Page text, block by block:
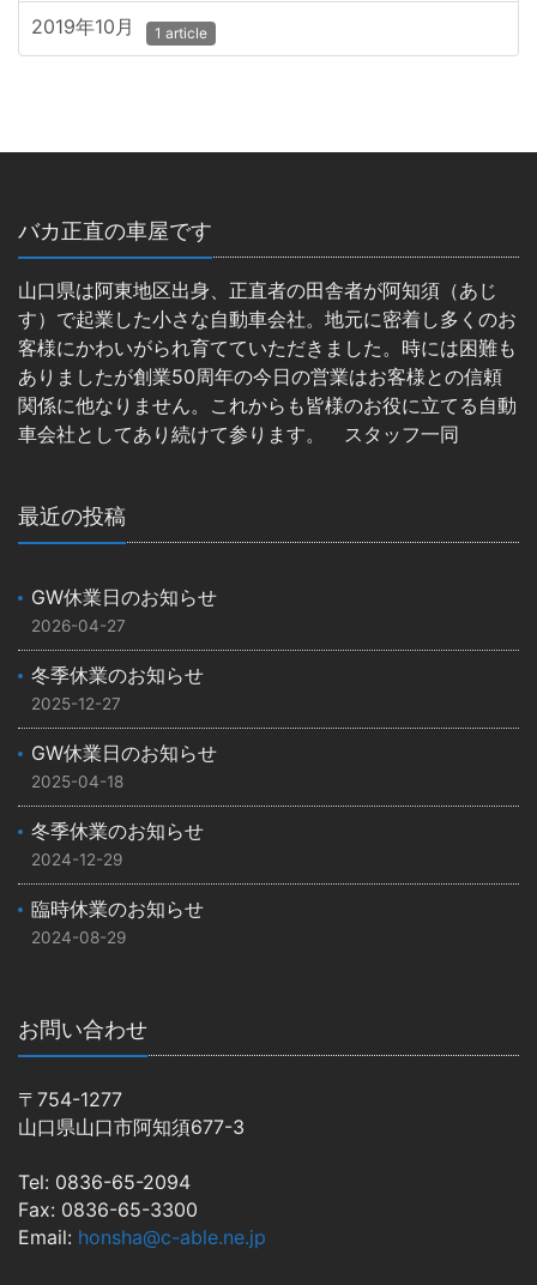
2019年10月 1 article
バカ正直の車屋です
山口県は阿東地区出身、正直者の田舎者が阿知須（あじ
す）で起業した小さな自動車会社。地元に密着し多くのお
客様にかわいがられ育てていただきました。時には困難も
ありましたが創業50周年の今日の営業はお客様との信頼
関係に他なりません。これからも皆様のお役に立てる自動
車会社としてあり続けて参ります。 スタッフ一同
最近の投稿
GW休業日のお知らせ
2026-04-27
冬季休業のお知らせ
2025-12-27
GW休業日のお知らせ
2025-04-18
冬季休業のお知らせ
2024-12-29
臨時休業のお知らせ
2024-08-29
お問い合わせ
〒754-1277
山口県山口市阿知須677-3
Tel: 0836-65-2094
Fax: 0836-65-3300
Email: honsha@c-able.ne.jp